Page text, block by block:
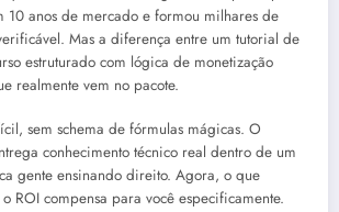
10 anos de mercado e formou milhares de
Mas a diferença entre um tutorial de
estruturado com lógica de monetização
realmente vem no pacote.
sem schema de fórmulas mágicas. O
conhecimento técnico real dentro de um
gente ensinando direito. Agora, o que
ROI compensa para você especificamente.